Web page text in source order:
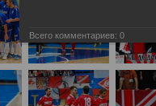
Всего комментариев: 0